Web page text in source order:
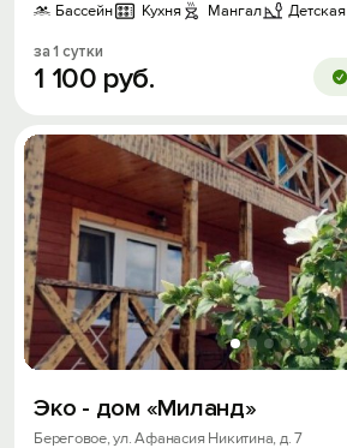
Бассейн
Кухня Мангал
за 1 сутки
1 100 руб.
Эко - дом «Миланд»
Береговое, ул. Афанасия Никитина, д. 7